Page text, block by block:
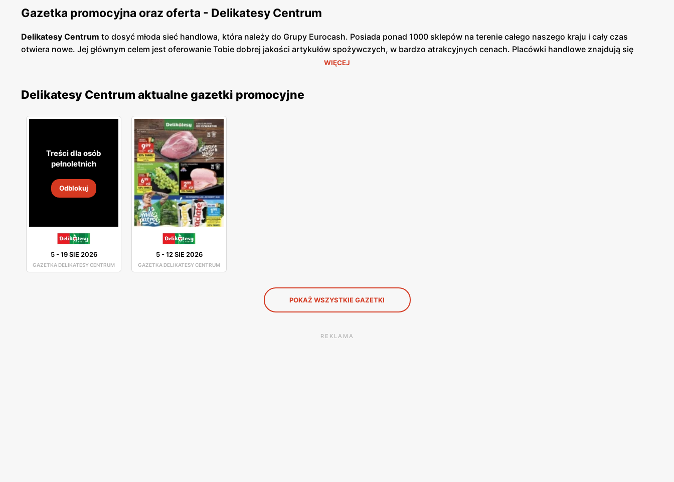
Gazetka promocyjna oraz oferta - Delikatesy Centrum
Delikatesy Centrum to dosyć młoda sieć handlowa, która należy do Grupy Eurocash. Posiada ponad 1000 sklepów na terenie całego naszego kraju i cały czas
otwiera nowe. Jej głównym celem jest oferowanie Tobie dobrej jakości artykułów spożywczych, w bardzo atrakcyjnych cenach. Placówki handlowe znajdują się
bardzo blisko osiedli mieszkaniowych, tak abyś miał możliwość zrobienia szybkich zakupów. Wyróżniają się konkretnym i rzeczowym podejściem do klienta
Świeże chrupiące pieczywo, smaczne owoce i warzywa, wyborne mięsa oraz ryby - to wszystko znajdziesz w Delikatesach Centrum. Duża ilość tych sklepów
sprawia, że nawet nie musisz wsiadać w samochód, by pójść na zakupy, gdyż jest ogromne prawdopodobieństwo, że sklep Delikatesy Centrum znajduje się w
niedalekiej odległości od Ciebie.
WIĘCEJ
Delikatesy Centrum aktualne gazetki promocyjne
Treści dla osób
pełnoletnich
Odblokuj
5-19 SIE 2026
GAZETKA DELIKATESY CENTRUM
5-12 SIE 2026
GAZETKA DELIKATESY CENTRUM
POKAŻ WSZYSTKIE GAZETKI
REKLAMA